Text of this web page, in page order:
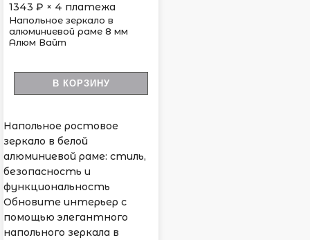
1343 ₽ × 4 платежа
Напольное зеркало в
алюминиевой раме 8 мм
Алюм Вайт
В КОРЗИНУ
Напольное ростовое
зеркало в белой
алюминиевой раме: стиль,
безопасность и
функциональность
Обновите интерьер с
помощью элегантного
напольного зеркала в